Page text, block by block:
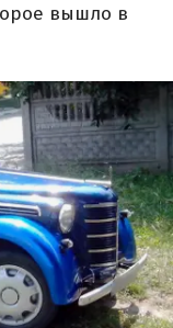
вышло в